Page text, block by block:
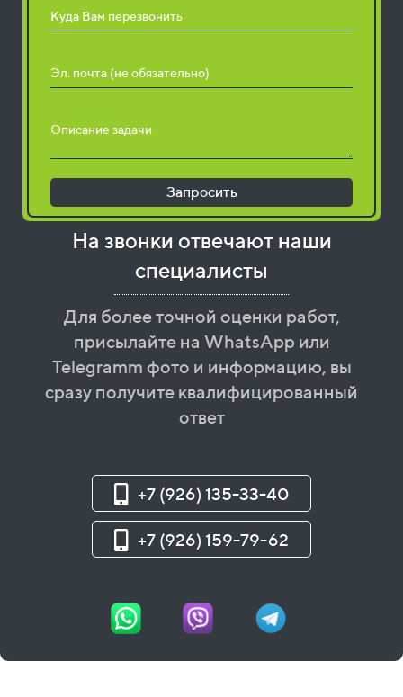
Куда Вам перезвонить
Эл. почта (не обязательно)
Описание задачи
Запросить
На звонки отвечают наши
специалисты
Для более точной оценки работ,
присылайте на WhatsApp или
Telegramm фото и информацию, вы
сразу получите квалифицированный
ответ
+7 (926) 135-33-40
+7 (926) 159-79-62